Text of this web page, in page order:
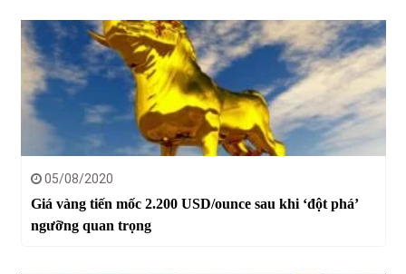
05/08/2020
Giá vàng tiến mốc 2.200 USD/ounce sau khi ‘đột phá’
ngưỡng quan trọng